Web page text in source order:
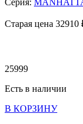
Серия:
Старая цена 32910
25999
Есть в наличии
В КОРЗИНУ